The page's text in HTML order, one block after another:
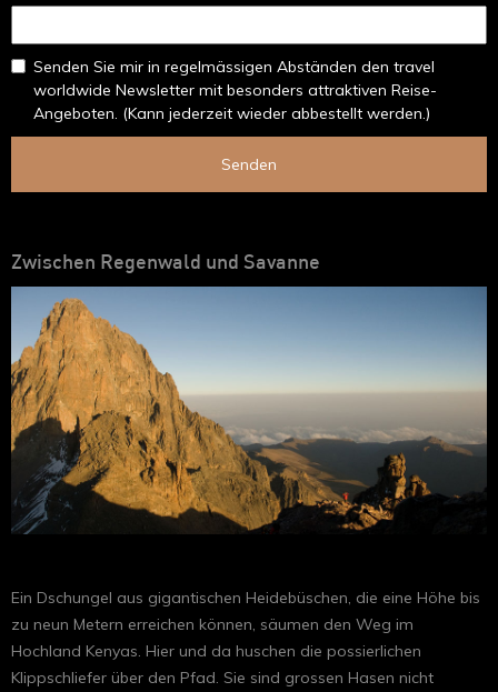
Senden Sie mir in regelmässigen Abständen den travel
worldwide Newsletter mit besonders attraktiven Reise-
Angeboten. (Kann jederzeit wieder abbestellt werden.)
Senden
Zwischen Regenwald und Savanne
Ein Dschungel aus gigantischen Heidebüschen, die eine Höhe bis
zu neun Metern erreichen können, säumen den Weg im
Hochland Kenyas. Hier und da huschen die possierlichen
Klippschliefer über den Pfad. Sie sind grossen Hasen nicht